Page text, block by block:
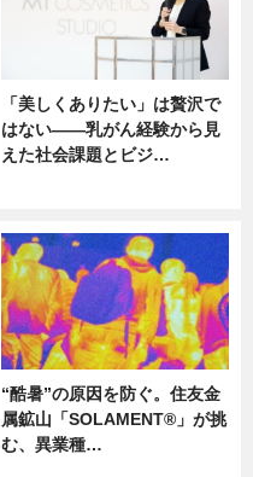
「美しくありたい」は贅沢で
はない――乳がん経験から見
えた社会課題とビジ…
“酷暑”の原因を防ぐ。住友金
属鉱山「SOLAMENT®」が挑
む、異業種…